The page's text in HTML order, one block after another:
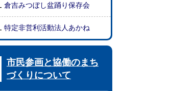
倉吉みつぼし盆踊り保存会
特定非営利活動法人あかね
市民参画と協働のまち
づくりについて